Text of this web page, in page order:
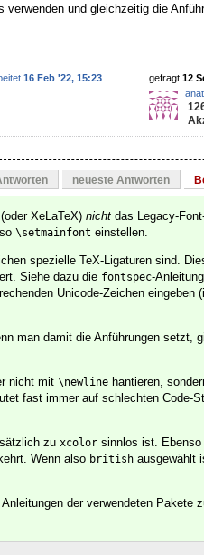
und gleichzeitig die
gefragt 12
16 Feb '22, 15:23
neueste Antworten
XeLaTeX) nicht das Legacy-
\setmainfont einstellen.
spezielle TeX-Ligaturen sind.
Siehe dazu die fontspec-
Unicode-Zeichen eingeben
man damit die Anführungen setzt,
nicht mit \newline hantieren,
fast immer auf schlechten Code-
zu xcolor sinnlos ist.
Wenn also british ausgewählt
der verwendeten Pakete